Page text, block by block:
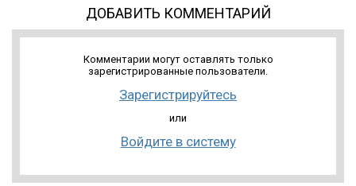
ДОБАВИТЬ КОММЕНТАРИЙ
Комментарии могут оставлять только
зарегистрированные пользователи.
Зарегистрируйтесь
или
Войдите в систему